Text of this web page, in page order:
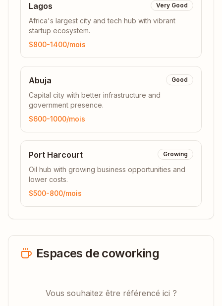
Lagos Very Good
Africa's largest city and tech hub with vibrant
startup ecosystem.
$800-1400/mois
Abuja Good
Capital city with better infrastructure and
government presence.
$600-1000/mois
Port Harcourt Growing
Oil hub with growing business opportunities and
lower costs.
$500-800/mois
Espaces de coworking
Vous souhaitez être référencé ici ?